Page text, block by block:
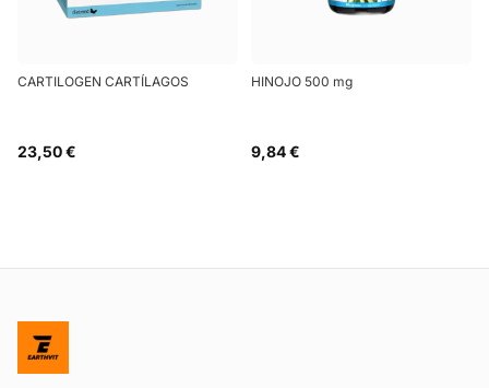
CARTILOGEN CARTÍLAGOS
23,50 €
HINOJO 500 mg
9,84 €